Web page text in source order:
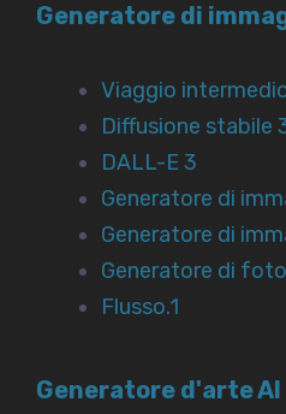
Generatore di
Viaggio
Diffusione stabile
DALL-E 3
Generatore di
Generatore di
Generatore di
Flusso.1
Generatore d'arte AI